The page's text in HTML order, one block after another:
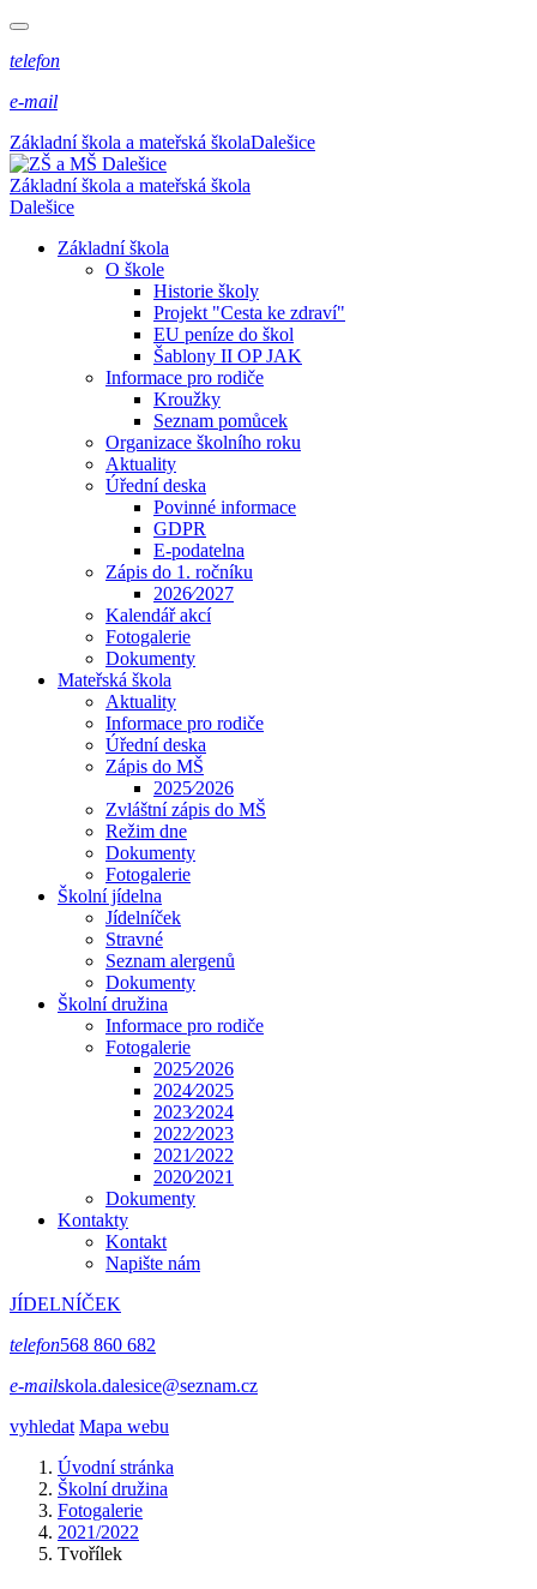
telefon
e-mail
Základní škola a mateřská školaDalešice
Základní škola a mateřská škola
Dalešice
Základní škola
O škole
Historie školy
Projekt "Cesta ke zdraví"
EU peníze do škol
Šablony II OP JAK
Informace pro rodiče
Kroužky
Seznam pomůcek
Organizace školního roku
Aktuality
Úřední deska
Povinné informace
GDPR
E-podatelna
Zápis do 1. ročníku
2026⁄2027
Kalendář akcí
Fotogalerie
Dokumenty
Mateřská škola
Aktuality
Informace pro rodiče
Úřední deska
Zápis do MŠ
2025⁄2026
Zvláštní zápis do MŠ
Režim dne
Dokumenty
Fotogalerie
Školní jídelna
Jídelníček
Stravné
Seznam alergenů
Dokumenty
Školní družina
Informace pro rodiče
Fotogalerie
2025⁄2026
2024⁄2025
2023⁄2024
2022⁄2023
2021⁄2022
2020⁄2021
Dokumenty
Kontakty
Kontakt
Napište nám
JÍDELNÍČEK
telefon568 860 682
e-mailskola.dalesice@seznam.cz
vyhledat Mapa webu
Úvodní stránka
Školní družina
Fotogalerie
2021/2022
Tvořílek